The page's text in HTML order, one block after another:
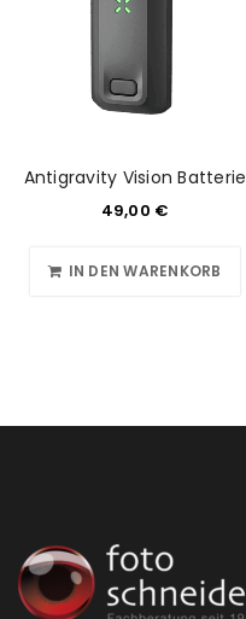
Antigravity Vision Batterie
49,00 €
IN DEN WARENKORB